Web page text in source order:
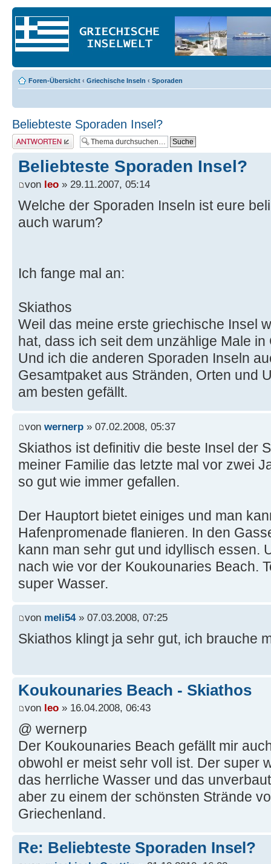
Foren-Übersicht ‹ Griechische Inseln ‹ Sporaden
Beliebteste Sporaden Insel?
Antwort erstellen
Beliebteste Sporaden Insel?
von leo » 29.11.2007, 05:14
Welche der Sporaden Inseln ist eure
auch warum?
Ich fange mal an:
Skiathos
Weil das meine erste griechische Insel
hat, dass ich seit dem unzählige Male
Und ich die anderen Sporaden Inseln
Gesamtpaket aus Stränden, Orten und
am besten gefällt.
von wernerp » 07.02.2008, 05:37
Skiathos ist definitiv die beste Insel der
meiner Familie das letzte mal vor zwei
so gut wie immer gefallen.
Der Hauptort bietet einiges und man
Hafenpromenade flanieren. In den
kann man sehr gut und idyllisch essen.
nach wie vor der Koukounaries Beach.
super Wasser.
von meli54» 07.03.2008, 07:25
Skiathos klingt ja sehr gut, ich brauche
Koukounaries Beach - Skiathos
von leo » 16.04.2008, 06:43
@ wernerp
Der Koukounaries Beach gefällt mir
obwohl er meist sehr voll ist. Der super
das herrliche Wasser und das
aber zu einem der schönsten Strände
Griechenland.
Re: Beliebteste Sporaden Insel?